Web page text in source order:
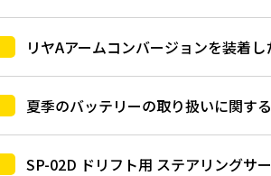
リヤAアームコンバージョンを装着
夏季のバッテリーの取り扱いに関す
SP-02D ドリフト用 ステアリング